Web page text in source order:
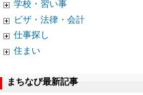
学校・習い事
ビザ・法律・会計
仕事探し
住まい
まちなび最新記事